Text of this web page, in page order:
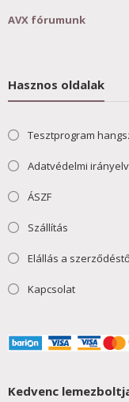
AVX fórumunk
Hasznos oldalak
Tesztprogram
Adatvédelmi
ÁSZF
Szállítás
Elállás a
Kapcsolat
Kedvenc